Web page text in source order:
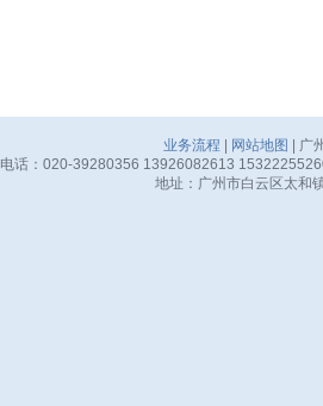
业务流程 网站地图
| 广
电话：020-39280356 13926082613
地址：广州市白云区太和